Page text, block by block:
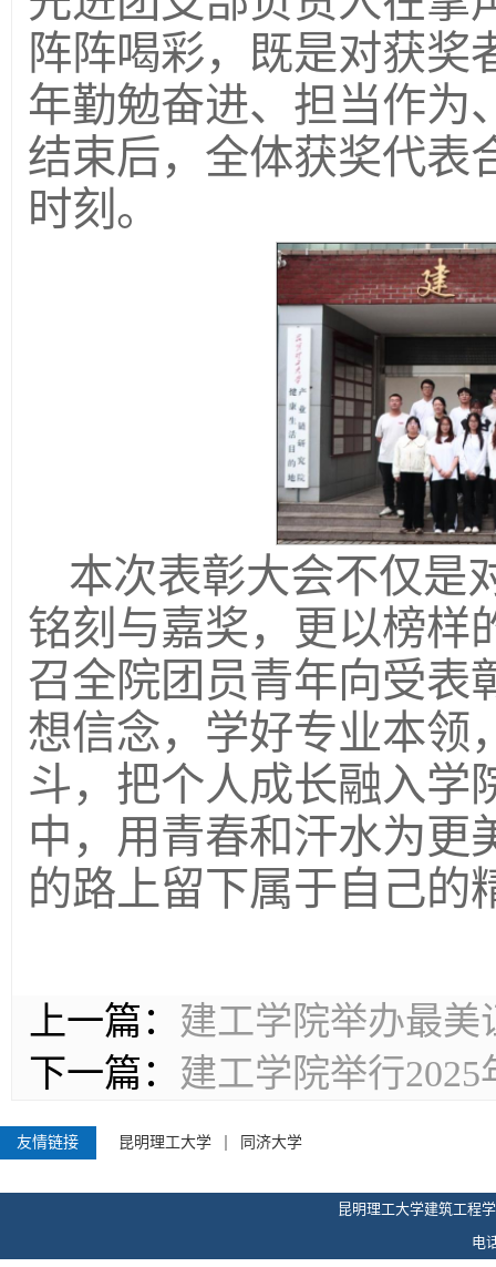
阵阵喝彩，既是对获奖
年勤勉奋进、担当作为
结束后，全体获奖代表
时刻。
本次表彰大会不仅是
铭刻与嘉奖，更以榜样
召全院团员青年向受表
想信念，学好专业本领
斗，把个人成长融入学
中，用青春和汗水为更
的路上留下属于自己的
上一篇： 建工学院举办最
下一篇： 建工学院举行
友情链接 昆明理工大学 同济大学
昆明理工大学建筑工程
电